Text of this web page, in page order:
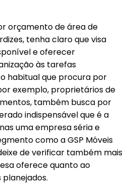
orçamento de área de
tenha claro que visa
e oferecer
às tarefas
habitual que procura por
exemplo, proprietários de
também busca por
indispensável que é a
uma empresa séria e
como a GSP Móveis
de verificar também mais
oferece quanto ao